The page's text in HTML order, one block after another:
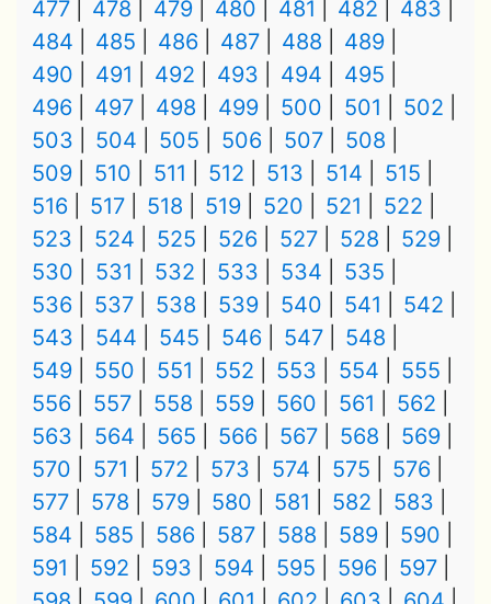
477 478 479 480 481 482
483
484
485 486 487 488
489
490
491 492 493 494
495
496
497 498 499 500 501
502
503
504 505 506 507
508
509
510 511 512 513 514
515
516
517 518 519 520 521
522
523
524 525 526 527 528
529
530
531 532 533 534
535
536
537 538 539 540 541
542
543
544 545 546 547
548
549
550 551 552 553 554
555
556
557 558 559 560 561
562
563
564 565 566 567 568
569
570
571 572 573 574 575
576
577
578 579 580 581 582
583
584
585 586 587 588 589
590
591
592 593 594 595 596
597